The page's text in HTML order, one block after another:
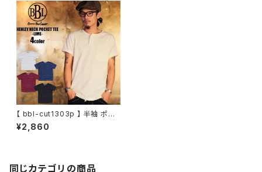
【 bbl-cut1303p 】 半袖 ポケ
ットTシャツ 大きいサイズ メンズ
Tシャツ ヘンリーネック 無地T
¥2,860
同じカテゴリの商品